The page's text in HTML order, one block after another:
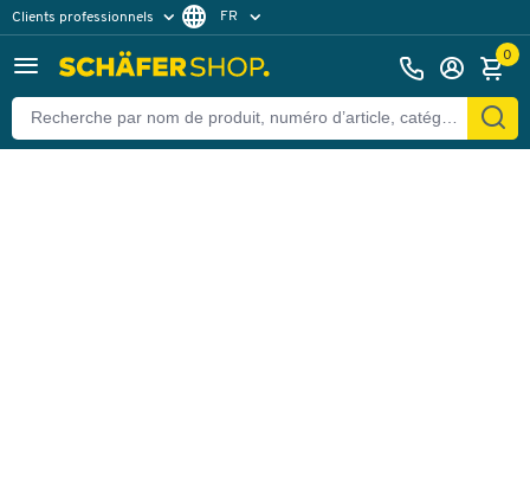
Clients professionnels
Clients particuliers
FR
0
Retour